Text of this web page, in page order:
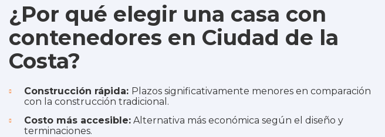
¿Por qué elegir una casa con
contenedores en Ciudad de la
Costa?
Construcción rápida: Plazos significativamente menores en comparación
con la construcción tradicional.
Costo más accesible: Alternativa más económica según el diseño y
terminaciones.